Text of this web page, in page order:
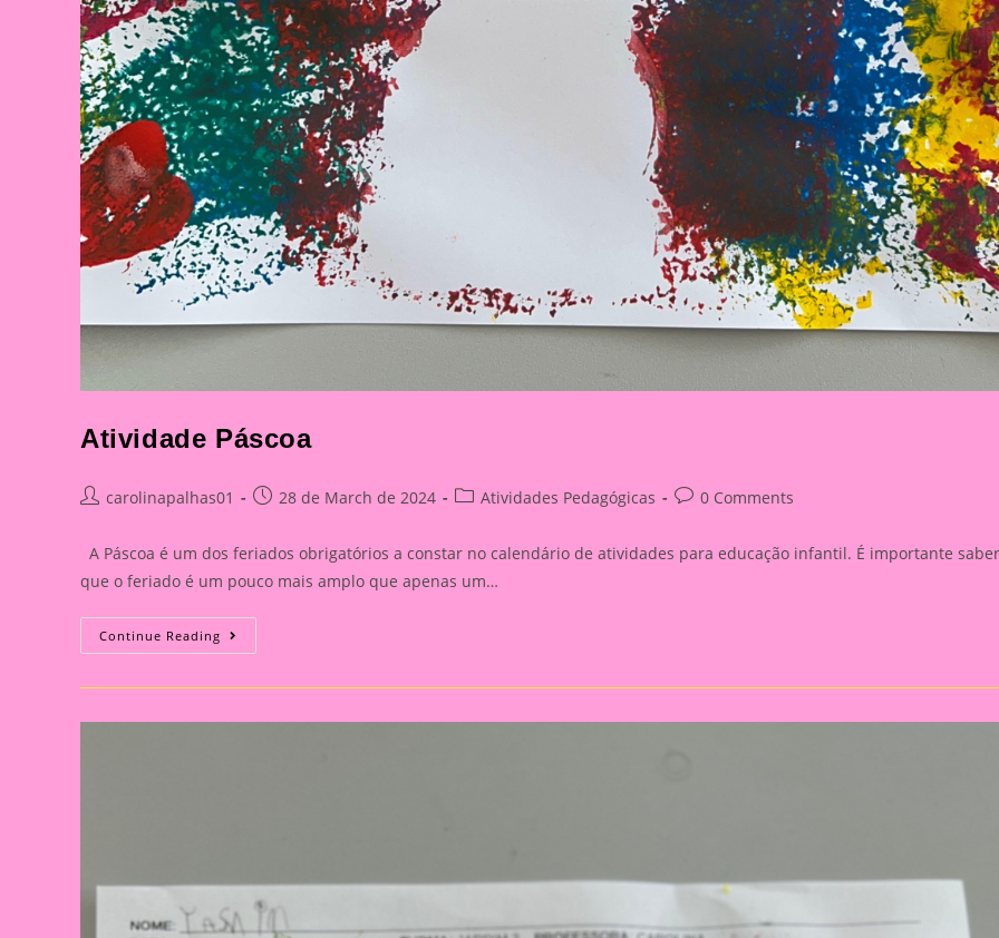
Atividade Páscoa
Postcarolinapalhas01
Post28 de March de 2024
PostAtividades Pedagógicas
Post0 Comments
A Páscoa é um dos feriados obrigatórios a constar no calendário de atividades para educação infantil. É importante saber
que o feriado é um pouco mais amplo que apenas um…
Continue Reading Atividade
Páscoa